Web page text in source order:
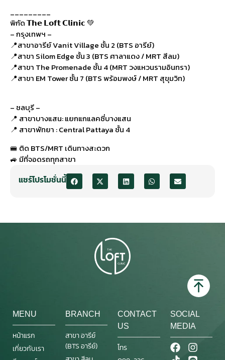
_________
พิกัด 𝗧𝗵𝗲 𝗟𝗼𝗳𝘁 𝗖𝗹𝗶𝗻𝗶𝗰 💚
– กรุงเทพฯ –
📍สาขาอารีย์ Vanit Village ชั้น 2 (BTS อารีย์)
📍สาขา Silom Edge ชั้น 3 (BTS ศาลาแดง / MRT สีลม)
📍สาขา The Promenade ชั้น 4 (MRT วงแหวนรามอินทรา)
📍สาขา EM Tower ชั้น 7 (BTS พร้อมพงษ์ / MRT สุขุมวิท)
– ชลบุรี –
📍 สาขาบางแสน: แยกแกแลคซี่บางแสน
📍 สาขาพัทยา : Central Pattaya ชั้น 4
🚝 ติด BTS/MRT เดินทางสะดวก
🚙 มีที่จอดรถทุกสาขา
แชร์โปรโมชั่นนี้
MENU
หน้าแรก
เกี่ยวกับเรา
BRANCH
สาขา อารีย์
(BTS อารีย์)
CONTACT
US
โทร
SOCIAL
MEDIA